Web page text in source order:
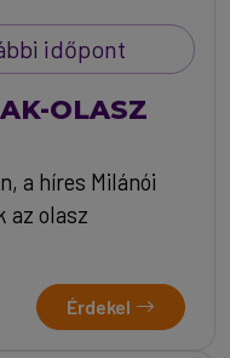
időpont
OLASZ
a híres Milánói
az olasz
Érdekel